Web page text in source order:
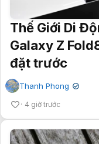
Thế Giới Di
Galaxy Z
đặt trước
Thanh Phong ✔
4 giờ trước